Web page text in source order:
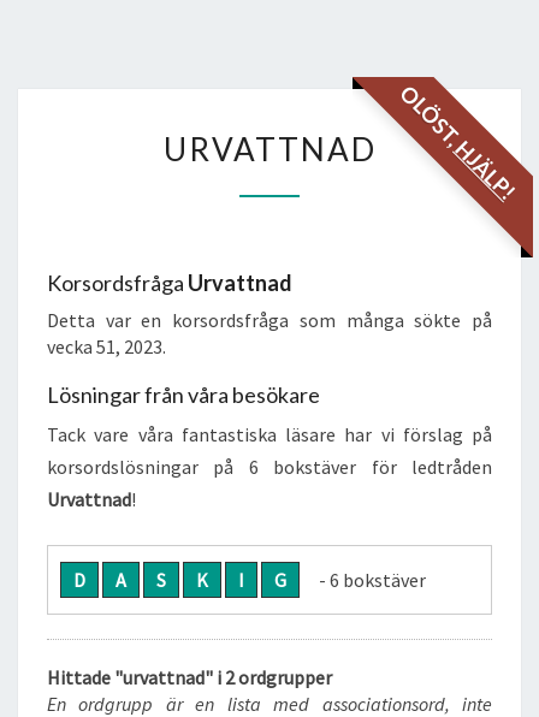
OLÖST,
HJÄLP!
URVATTNAD
URVATTNAD
Korsordsfråga Urvattnad
Detta var en korsordsfråga som många sökte på
vecka 51, 2023.
Lösningar från våra besökare
Tack vare våra fantastiska läsare har vi förslag på
korsordslösningar på 6 bokstäver för ledtråden
Urvattnad!
D A S K I G - 6 bokstäver
Hittade "urvattnad" i 2 ordgrupper
En ordgrupp är en lista med associationsord, inte